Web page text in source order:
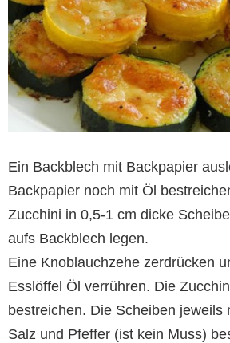
Ein Backblech mit Backpapier
Backpapier noch mit Öl
Zucchini in 0,5-1 cm dicke
aufs Backblech legen.
Eine Knoblauchzehe zerdrücken
Esslöffel Öl verrühren. Die
bestreichen. Die Scheiben jeweils
Salz und Pfeffer (ist kein Muss)